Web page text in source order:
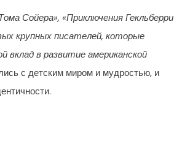
Сойера», «Приключения Гекльберри
крупных писателей, которые
вклад в развитие американской
с детским миром и мудростью, и